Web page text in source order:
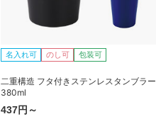
名入れ可 のし可 包装可
二重構造 フタ付きステンレスタンブラー
380ml
437円～